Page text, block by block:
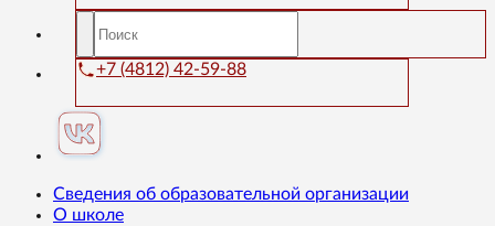
+7 (4812) 42-59-88
Сведения об образовательной организации
О школе